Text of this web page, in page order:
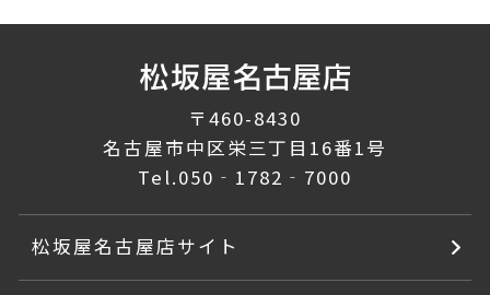
〒460-8430
名古屋市中区栄三丁目16番1号
Tel.050‐1782‐7000
松坂屋名古屋店サイト